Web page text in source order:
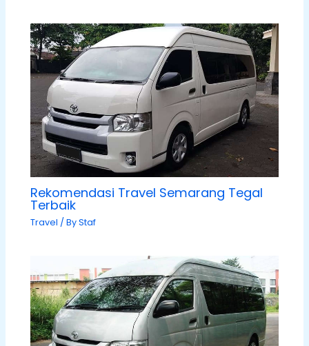
Rekomendasi Travel Semarang Tegal
Terbaik
Travel / ByStaf